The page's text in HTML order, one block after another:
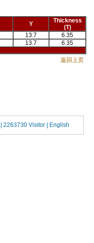
Y
Thickness
(T)
13.7
6.35
13.7 6.35
返回上页
| 2263730 Visitor | English